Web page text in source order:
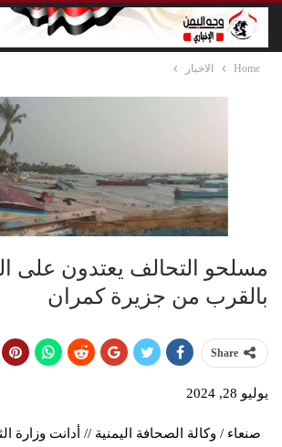
Home الاخبار
مسلحو التحالف يعتدون على
بالقرب من جزيرة كمران
Share
يوليو 28, 2024
صنعاء / وكالة الصحافة اليمنية // أدانت وزارة